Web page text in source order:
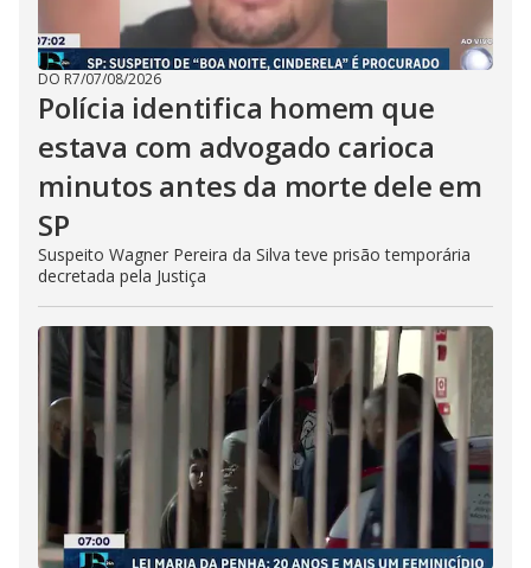
DO R7/07/08/2026
Polícia identifica homem que
estava com advogado carioca
minutos antes da morte dele em
SP
Suspeito Wagner Pereira da Silva teve prisão temporária
decretada pela Justiça